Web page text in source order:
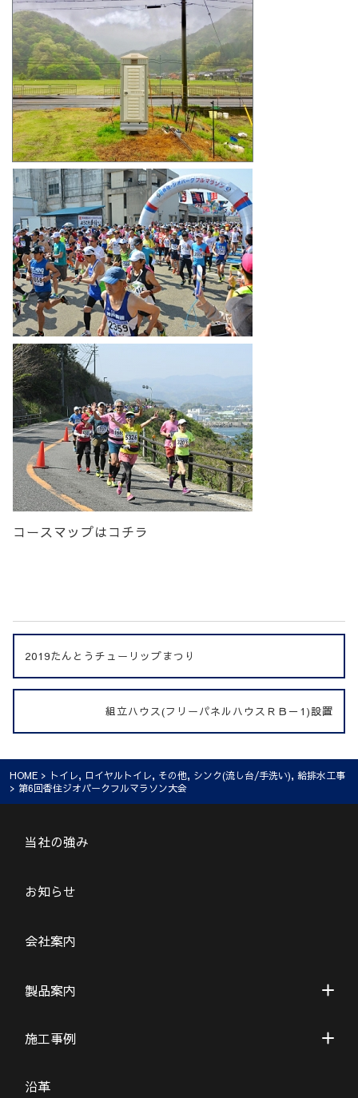
コースマップはコチラ
2019たんとうチューリップまつり
組立ハウス(フリーパネルハウスＲＢ－1)設置
HOME > トイレ, ロイヤルトイレ, その他, シンク(流し台/手洗い), 給排水工事
> 第6回香住ジオパークフルマラソン大会
当社の強み
お知らせ
会社案内
製品案内
施工事例
沿革